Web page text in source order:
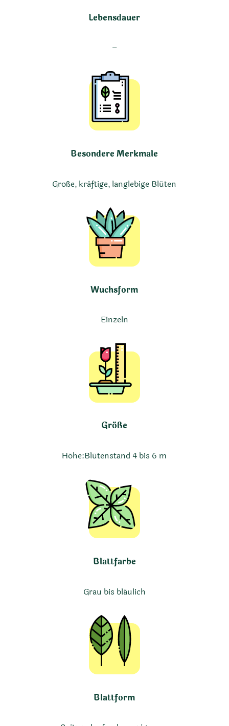
Lebensdauer
–
Besondere Merkmale
Große, kräftige, langlebige Blüten
Wuchsform
Einzeln
Größe
Höhe:Blütenstand 4 bis 6 m
Blattfarbe
Grau bis bläulich
Blattform